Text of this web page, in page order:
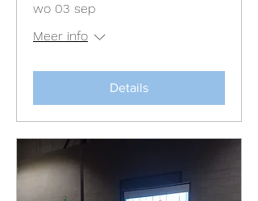
wo 03 sep
Meer info
Details